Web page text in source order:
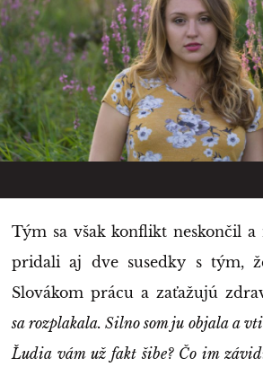
Tým sa však konflikt neskončil a
pridali aj dve susedky s tým,
Slovákom prácu a zaťažujú
sa rozplakala. Silno som ju objala a
Ľudia vám už fakt šibe? Čo im